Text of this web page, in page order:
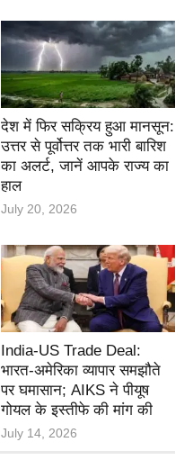
देश में फिर सक्रिय हुआ मानसून:
उत्तर से पूर्वोत्तर तक भारी बारिश
का अलर्ट, जानें आपके राज्य का
हाल
July 20, 2026
India-US Trade Deal:
भारत-अमेरिका व्यापार समझौते
पर घमासान; AIKS ने पीयूष
गोयल के इस्तीफे की मांग की
July 14, 2026